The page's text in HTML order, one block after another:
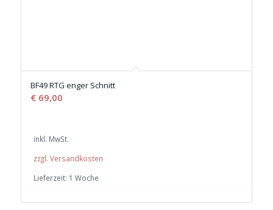
BF49 RTG enger Schnitt
€69,00
inkl. MwSt.
zzgl. Versandkosten
Lieferzeit: 1 Woche